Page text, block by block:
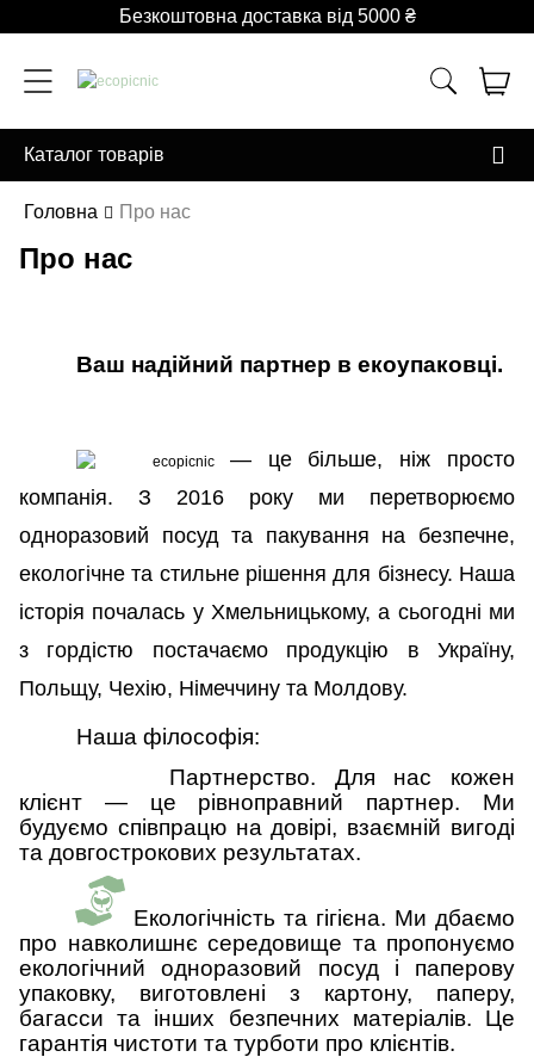
Безкоштовна доставка від 5000 ₴
Каталог товарів
Головна Про нас
Про нас
Ваш надійний партнер в екоупаковці.
— це більше, ніж просто
компанія. З 2016 року ми перетворюємо
одноразовий посуд та пакування на безпечне,
екологічне та стильне рішення для бізнесу. Наша
історія почалась у Хмельницькому, а сьогодні ми
з гордістю постачаємо продукцію в Україну,
Польщу, Чехію, Німеччину та Молдову.
Наша філософія:
Партнерство. Для нас кожен
клієнт — це рівноправний партнер. Ми
будуємо співпрацю на довірі, взаємній вигоді
та довгострокових результатах.
Екологічність та гігієна. Ми дбаємо
про навколишнє середовище та пропонуємо
екологічний одноразовий посуд і паперову
упаковку, виготовлені з картону, паперу,
багасси та інших безпечних матеріалів. Це
гарантія чистоти та турботи про клієнтів.